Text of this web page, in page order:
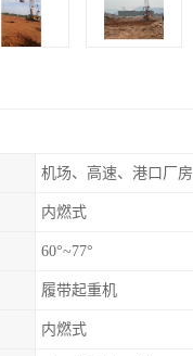
机场、高速、港口厂房
内燃式
60°~77°
履带起重机
内燃式